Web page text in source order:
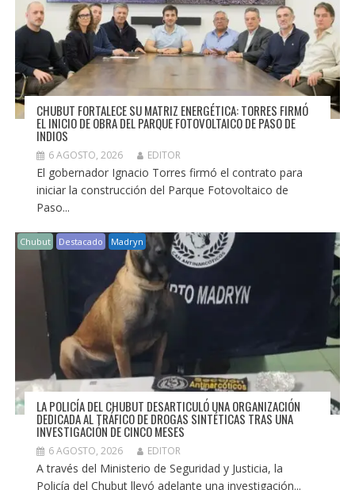
CHUBUT FORTALECE SU MATRIZ ENERGÉTICA: TORRES FIRMÓ
EL INICIO DE OBRA DEL PARQUE FOTOVOLTAICO DE PASO DE
INDIOS
6 AGOSTO, 2026 EDITOR
El gobernador Ignacio Torres firmó el contrato para
iniciar la construcción del Parque Fotovoltaico de
Paso...
Chubut Destacado Madryn
LA POLICÍA DEL CHUBUT DESARTICULÓ UNA ORGANIZACIÓN
DEDICADA AL TRÁFICO DE DROGAS SINTÉTICAS TRAS UNA
INVESTIGACIÓN DE CINCO MESES
6 AGOSTO, 2026 EDITOR
A través del Ministerio de Seguridad y Justicia, la
Policía del Chubut llevó adelante una investigación...